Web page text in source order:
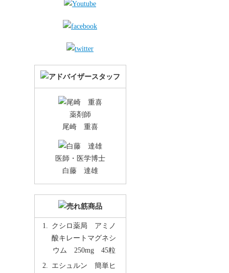
薬剤師
尾崎 重喜
医師・医学博士
白藤 達雄
クシロ薬局 アミノ
酸キレートマグネシ
ウム 250mg 45粒
エシュルン 簡単ヒ